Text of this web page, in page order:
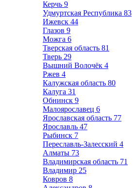
Керчь 9
Удмуртская Республика 83
Ижевск 44
Глазов 9
Можга 6
Тверская область 81
Тверь 29
Вышний Волочёк 4
Ржев 4
Калужская область 80
Калуга 31
Обнинск 9
Малоярославец 6
Ярославская область 77
Ярославль 47
Рыбинск 7
Переславль-Залесский 4
Алматы 73
Владимирская область 71
Владимир 25
Ковров 8